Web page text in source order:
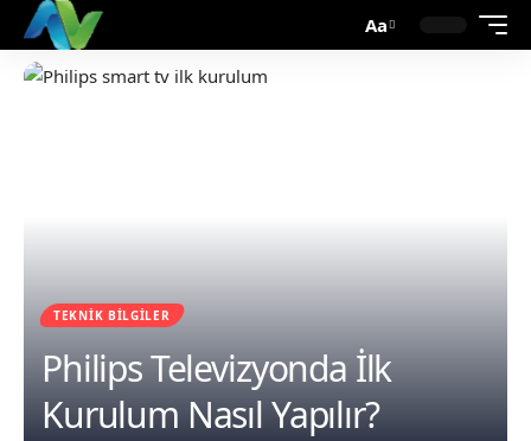
Aa
TEKNIK BILGILER
Philips Televizyonda İlk
Kurulum Nasıl Yapılır?